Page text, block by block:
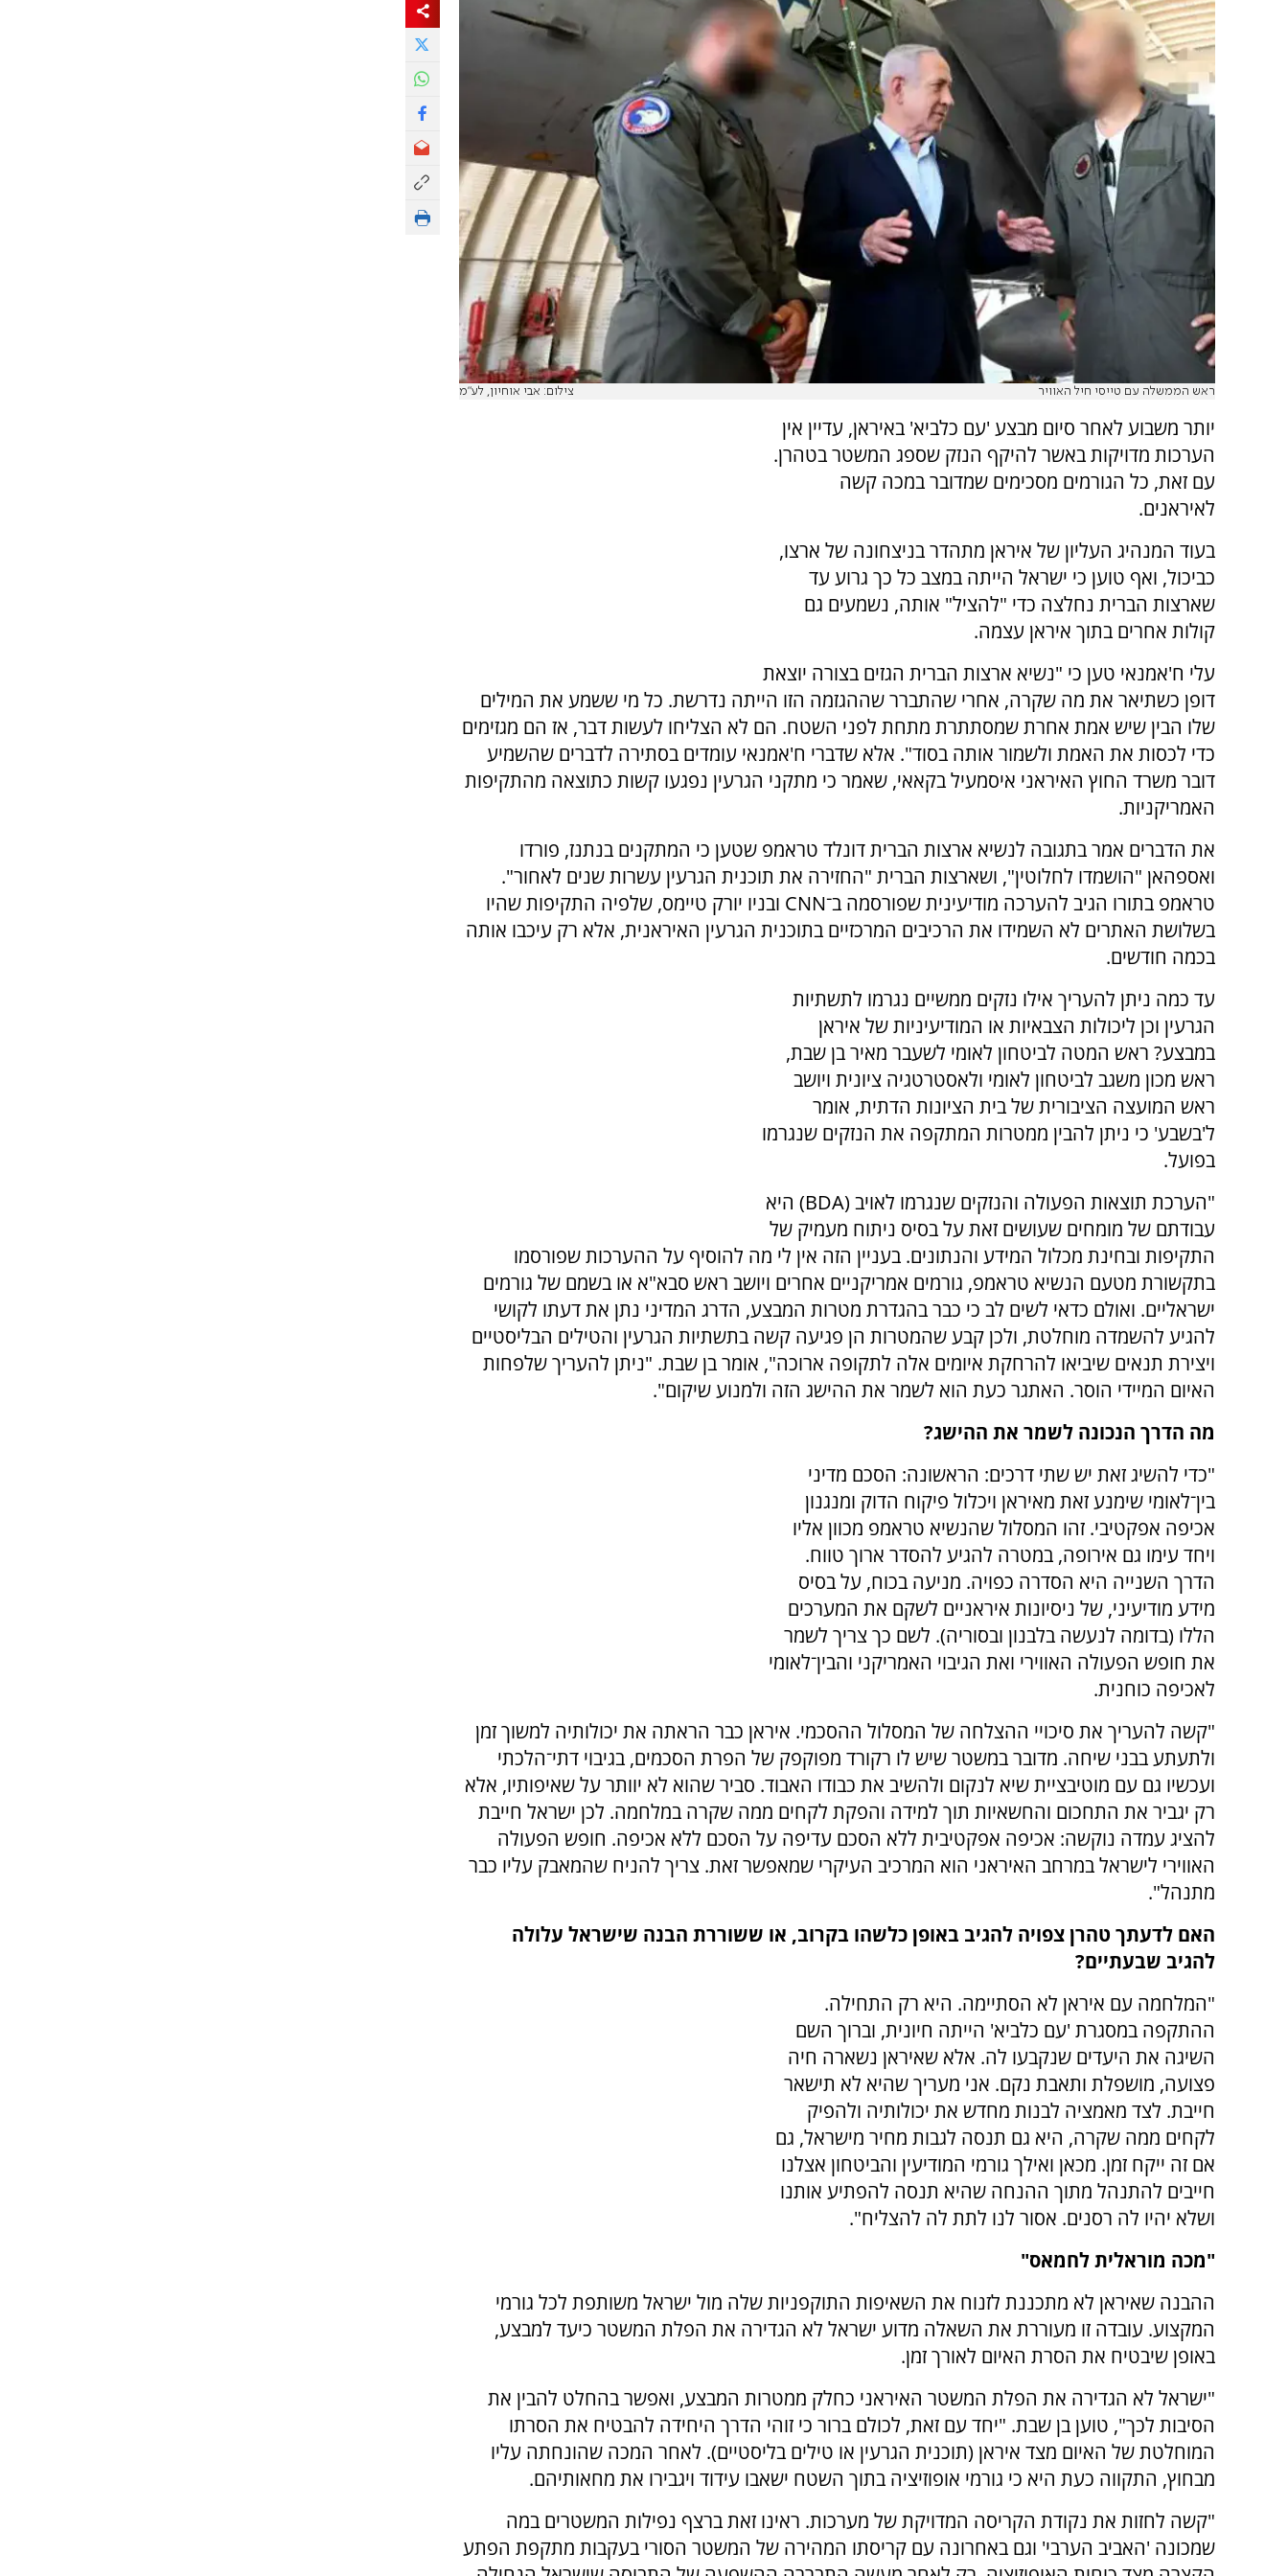
ראש הממשלה עם טייסי חיל האוויר צילום: אבי אוחיון, לע"מ
יותר משבוע לאחר סיום מבצע 'עם כלביא' באיראן, עדיין אין
הערכות מדויקות באשר להיקף הנזק שספג המשטר בטהרן.
עם זאת, כל הגורמים מסכימים שמדובר במכה קשה
לאיראנים.
בעוד המנהיג העליון של איראן מתהדר בניצחונה של ארצו,
כביכול, ואף טוען כי ישראל הייתה במצב כל כך גרוע עד
שארצות הברית נחלצה כדי "להציל" אותה, נשמעים גם
קולות אחרים בתוך איראן עצמה.
עלי ח'אמנאי טען כי "נשיא ארצות הברית הגזים בצורה יוצאת
דופן כשתיאר את מה שקרה, אחרי שהתברר שההגזמה הזו הייתה נדרשת. כל מי ששמע את המילים
שלו הבין שיש אמת אחרת שמסתתרת מתחת לפני השטח. הם לא הצליחו לעשות דבר, אז הם מגזימים
כדי לכסות את האמת ולשמור אותה בסוד". אלא שדברי ח'אמנאי עומדים בסתירה לדברים שהשמיע
דובר משרד החוץ האיראני איסמעיל בקאאי, שאמר כי מתקני הגרעין נפגעו קשות כתוצאה מהתקיפות
האמריקניות.
את הדברים אמר בתגובה לנשיא ארצות הברית דונלד טראמפ שטען כי המתקנים בנתנז, פורדו
ואספהאן "הושמדו לחלוטין", ושארצות הברית "החזירה את תוכנית הגרעין עשרות שנים לאחור".
טראמפ בתורו הגיב להערכה מודיעינית שפורסמה ב־CNN ובניו יורק טיימס, שלפיה התקיפות שהיו
בשלושת האתרים לא השמידו את הרכיבים המרכזיים בתוכנית הגרעין האיראנית, אלא רק עיכבו אותה
בכמה חודשים.
עד כמה ניתן להעריך אילו נזקים ממשיים נגרמו לתשתיות
הגרעין וכן ליכולות הצבאיות או המודיעיניות של איראן
במבצע? ראש המטה לביטחון לאומי לשעבר מאיר בן שבת,
ראש מכון משגב לביטחון לאומי ולאסטרטגיה ציונית ויושב
ראש המועצה הציבורית של בית הציונות הדתית, אומר
ל'בשבע' כי ניתן להבין ממטרות המתקפה את הנזקים שנגרמו
בפועל.
"הערכת תוצאות הפעולה והנזקים שנגרמו לאויב (BDA) היא
עבודתם של מומחים שעושים זאת על בסיס ניתוח מעמיק של
התקיפות ובחינת מכלול המידע והנתונים. בעניין הזה אין לי מה להוסיף על ההערכות שפורסמו
בתקשורת מטעם הנשיא טראמפ, גורמים אמריקניים אחרים ויושב ראש סבא"א או בשמם של גורמים
ישראליים. ואולם כדאי לשים לב כי כבר בהגדרת מטרות המבצע, הדרג המדיני נתן את דעתו לקושי
להגיע להשמדה מוחלטת, ולכן קבע שהמטרות הן פגיעה קשה בתשתיות הגרעין והטילים הבליסטיים
ויצירת תנאים שיביאו להרחקת איומים אלה לתקופה ארוכה", אומר בן שבת. "ניתן להעריך שלפחות
האיום המיידי הוסר. האתגר כעת הוא לשמר את ההישג הזה ולמנוע שיקום".
מה הדרך הנכונה לשמר את ההישג?
"כדי להשיג זאת יש שתי דרכים: הראשונה: הסכם מדיני
בין־לאומי שימנע זאת מאיראן ויכלול פיקוח הדוק ומנגנון
אכיפה אפקטיבי. זהו המסלול שהנשיא טראמפ מכוון אליו
ויחד עימו גם אירופה, במטרה להגיע להסדר ארוך טווח.
הדרך השנייה היא הסדרה כפויה. מניעה בכוח, על בסיס
מידע מודיעיני, של ניסיונות איראניים לשקם את המערכים
הללו (בדומה לנעשה בלבנון ובסוריה). לשם כך צריך לשמר
את חופש הפעולה האווירי ואת הגיבוי האמריקני והבין־לאומי
לאכיפה כוחנית.
"קשה להעריך את סיכויי ההצלחה של המסלול ההסכמי. איראן כבר הראתה את יכולותיה למשוך זמן
ולתעתע בבני שיחה. מדובר במשטר שיש לו רקורד מפוקפק של הפרת הסכמים, בגיבוי דתי־הלכתי
ועכשיו גם עם מוטיבציית שיא לנקום ולהשיב את כבודו האבוד. סביר שהוא לא יוותר על שאיפותיו, אלא
רק יגביר את התחכום והחשאיות תוך למידה והפקת לקחים ממה שקרה במלחמה. לכן ישראל חייבת
להציג עמדה נוקשה: אכיפה אפקטיבית ללא הסכם עדיפה על הסכם ללא אכיפה. חופש הפעולה
האווירי לישראל במרחב האיראני הוא המרכיב העיקרי שמאפשר זאת. צריך להניח שהמאבק עליו כבר
מתנהל".
האם לדעתך טהרן צפויה להגיב באופן כלשהו בקרוב, או ששוררת הבנה שישראל עלולה
להגיב שבעתיים?
"המלחמה עם איראן לא הסתיימה. היא רק התחילה.
ההתקפה במסגרת 'עם כלביא' הייתה חיונית, וברוך השם
השיגה את היעדים שנקבעו לה. אלא שאיראן נשארה חיה
פצועה, מושפלת ותאבת נקם. אני מעריך שהיא לא תישאר
חייבת. לצד מאמציה לבנות מחדש את יכולותיה ולהפיק
לקחים ממה שקרה, היא גם תנסה לגבות מחיר מישראל, גם
אם זה ייקח זמן. מכאן ואילך גורמי המודיעין והביטחון אצלנו
חייבים להתנהל מתוך ההנחה שהיא תנסה להפתיע אותנו
ושלא יהיו לה רסנים. אסור לנו לתת לה להצליח".
"מכה מוראלית לחמאס"
ההבנה שאיראן לא מתכננת לזנוח את השאיפות התוקפניות שלה מול ישראל משותפת לכל גורמי
המקצוע. עובדה זו מעוררת את השאלה מדוע ישראל לא הגדירה את הפלת המשטר כיעד למבצע,
באופן שיבטיח את הסרת האיום לאורך זמן.
"ישראל לא הגדירה את הפלת המשטר האיראני כחלק ממטרות המבצע, ואפשר בהחלט להבין את
הסיבות לכך", טוען בן שבת. "יחד עם זאת, לכולם ברור כי זוהי הדרך היחידה להבטיח את הסרתו
המוחלטת של האיום מצד איראן (תוכנית הגרעין או טילים בליסטיים). לאחר המכה שהונחתה עליו
מבחוץ, התקווה כעת היא כי גורמי אופוזיציה בתוך השטח ישאבו עידוד ויגבירו את מחאותיהם.
"קשה לחזות את נקודת הקריסה המדויקת של מערכות. ראינו זאת ברצף נפילות המשטרים במה
שמכונה 'האביב הערבי' וגם באחרונה עם קריסתו המהירה של המשטר הסורי בעקבות מתקפת הפתע